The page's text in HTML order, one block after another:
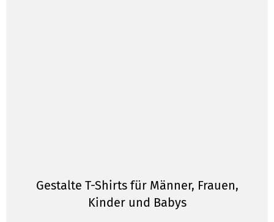
Gestalte T-Shirts für Männer, Frauen,
Kinder und Babys